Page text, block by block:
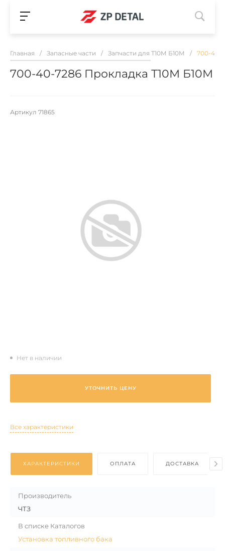
Главная / Запасные части / Запчасти для Т10М Б10М / 700-40-
700-40-7286 Прокладка Т10М Б10М
Артикул 71865
Нет в наличии
УТОЧНИТЬ ЦЕНУ
Все характеристики
ХАРАКТЕРИСТИКИ ОПЛАТА ДОСТАВКА
Производитель
ЧТЗ
В списке Каталогов
Установка топливного бака